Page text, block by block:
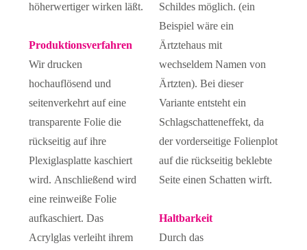
höherwertiger wirken läßt.
Produktionsverfahren
Wir drucken
hochauflösend und
seitenverkehrt auf eine
transparente Folie die
rückseitig auf ihre
Plexiglasplatte kaschiert
wird. Anschließend wird
eine reinweiße Folie
aufkaschiert. Das
Acrylglas verleiht ihrem
Schildes möglich. (ein
Beispiel wäre ein
Ärtztehaus mit
wechseldem Namen von
Ärtzten). Bei dieser
Variante entsteht ein
Schlagschatteneffekt, da
der vorderseitige Folienplot
auf die rückseitig beklebte
Seite einen Schatten wirft.
Haltbarkeit
Durch das